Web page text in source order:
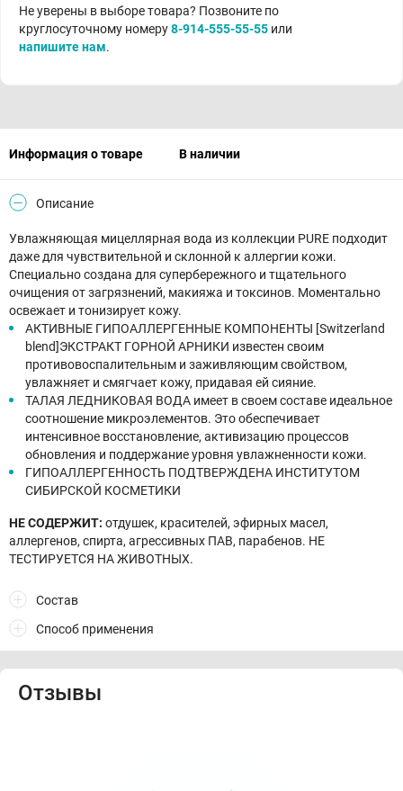
Не уверены в выборе товара? Позвоните по
круглосуточному номеру8-914-555-55-55 или
напишите нам.
Информация о товаре В наличии
Описание
Увлажняющая мицеллярная вода из коллекции PURE подходит
даже для чувствительной и склонной к аллергии кожи.
Специально создана для супербережного и тщательного
очищения от загрязнений, макияжа и токсинов. Моментально
освежает и тонизирует кожу.
АКТИВНЫЕ ГИПОАЛЛЕРГЕННЫЕ КОМПОНЕНТЫ [Switzerland
blend]ЭКСТРАКТ ГОРНОЙ АРНИКИ известен своим
противовоспалительным и заживляющим свойством,
увлажняет и смягчает кожу, придавая ей сияние.
ТАЛАЯ ЛЕДНИКОВАЯ ВОДА имеет в своем составе идеальное
соотношение микроэлементов. Это обеспечивает
интенсивное восстановление, активизацию процессов
обновления и поддержание уровня увлажненности кожи.
ГИПОАЛЛЕРГЕННОСТЬ ПОДТВЕРЖДЕНА ИНСТИТУТОМ
СИБИРСКОЙ КОСМЕТИКИ
НЕ СОДЕРЖИТ: отдушек, красителей, эфирных масел,
аллергенов, спирта, агрессивных ПАВ, парабенов. НЕ
ТЕСТИРУЕТСЯ НА ЖИВОТНЫХ.
Состав
Способ применения
Отзывы